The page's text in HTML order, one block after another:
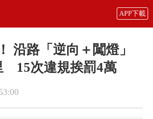
APP下載
沿路「逆向＋闖燈」
15次違規挨罰4萬